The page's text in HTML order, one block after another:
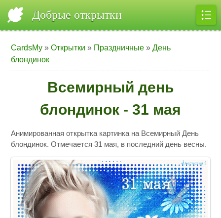
Добрые открытки
CardsMy »Открытки » Праздничные »День
блондинок
Всемирный день
блондинок - 31 мая
Анимированная открытка картинка на Всемирный День
блондинок. Отмечается 31 мая, в последний день весны.